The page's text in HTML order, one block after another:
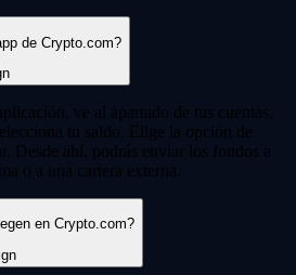
de Crypto.com?
ve al apartado de tus cuentas,
tu saldo. Elige la opción de
Desde ahí, podrás enviar los fondos a
o a una cartera externa.
en Crypto.com?